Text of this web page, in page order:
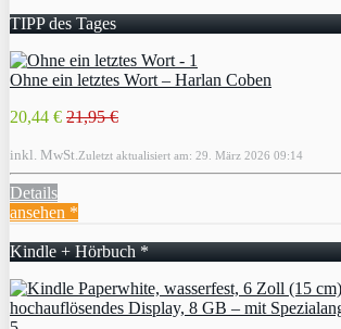
TIPP des Tages
Ohne ein letztes Wort – Harlan Coben
20,44 € 21,95 €
inkl. MwSt. Zuletzt aktualisiert am: 29. März 2026 09:14
Details
ansehen *
Kindle + Hörbuch *